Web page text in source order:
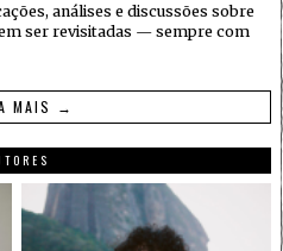
análises e discussões sobre
ser revisitadas — sempre com
MAIS →